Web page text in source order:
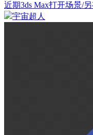
近期3ds Max打开场景/
宇宙超人